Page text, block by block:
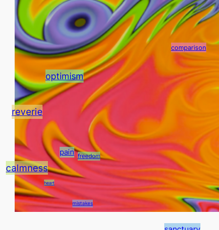
Everyday Heroes
calmness
comparison
freedom
heart
mistakes
optimism
pain
reverie